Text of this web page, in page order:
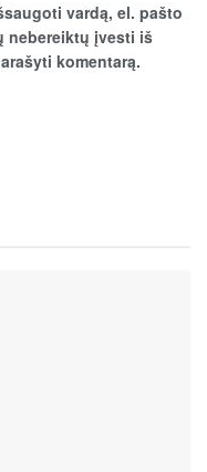
vardą, el. pašto
nebereiktų įvesti iš
komentarą.